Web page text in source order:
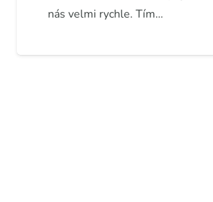
nás velmi rychle. Tím…